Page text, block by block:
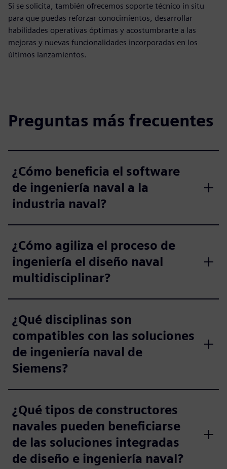
Si se solicita, también ofrecemos soporte técnico in situ
para que puedas reforzar conocimientos, desarrollar
habilidades operativas óptimas y acostumbrarte a las
mejoras y nuevas funcionalidades incorporadas en los
últimos lanzamientos.
Preguntas más frecuentes
¿Cómo beneficia el software
de ingeniería naval a la
industria naval?
¿Cómo agiliza el proceso de
ingeniería el diseño naval
multidisciplinar?
¿Qué disciplinas son
compatibles con las soluciones
de ingeniería naval de
Siemens?
¿Qué tipos de constructores
navales pueden beneficiarse
de las soluciones integradas
de diseño e ingeniería naval?